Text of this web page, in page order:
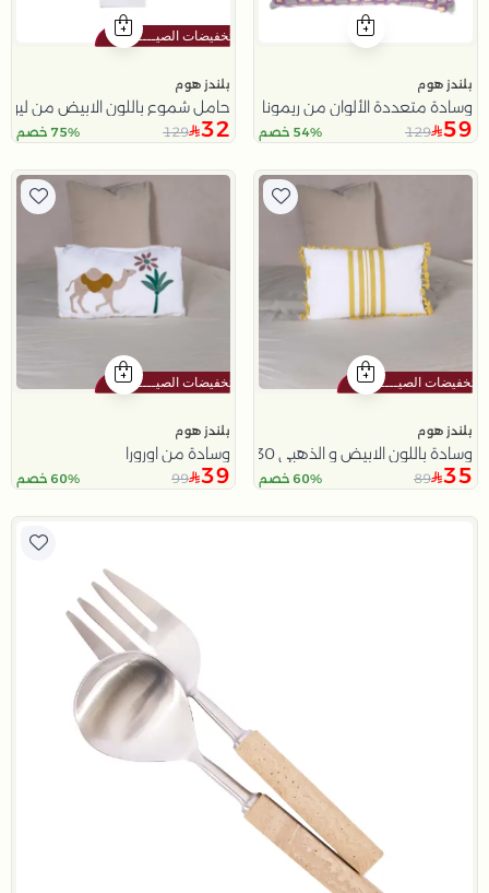
بلندز هوم
وسادة متعددة الألوان من ريمونا
59
129 54% خصم
بلندز هوم
حامل شموع باللون الابيض من ليورا
32
129 75% خصم
بلندز هوم
وسادة باللون الابيض و الذهبي 30x30 سم من سولانا
35
89 60% خصم
بلندز هوم
وسادة من اورورا
39
99 60% خصم